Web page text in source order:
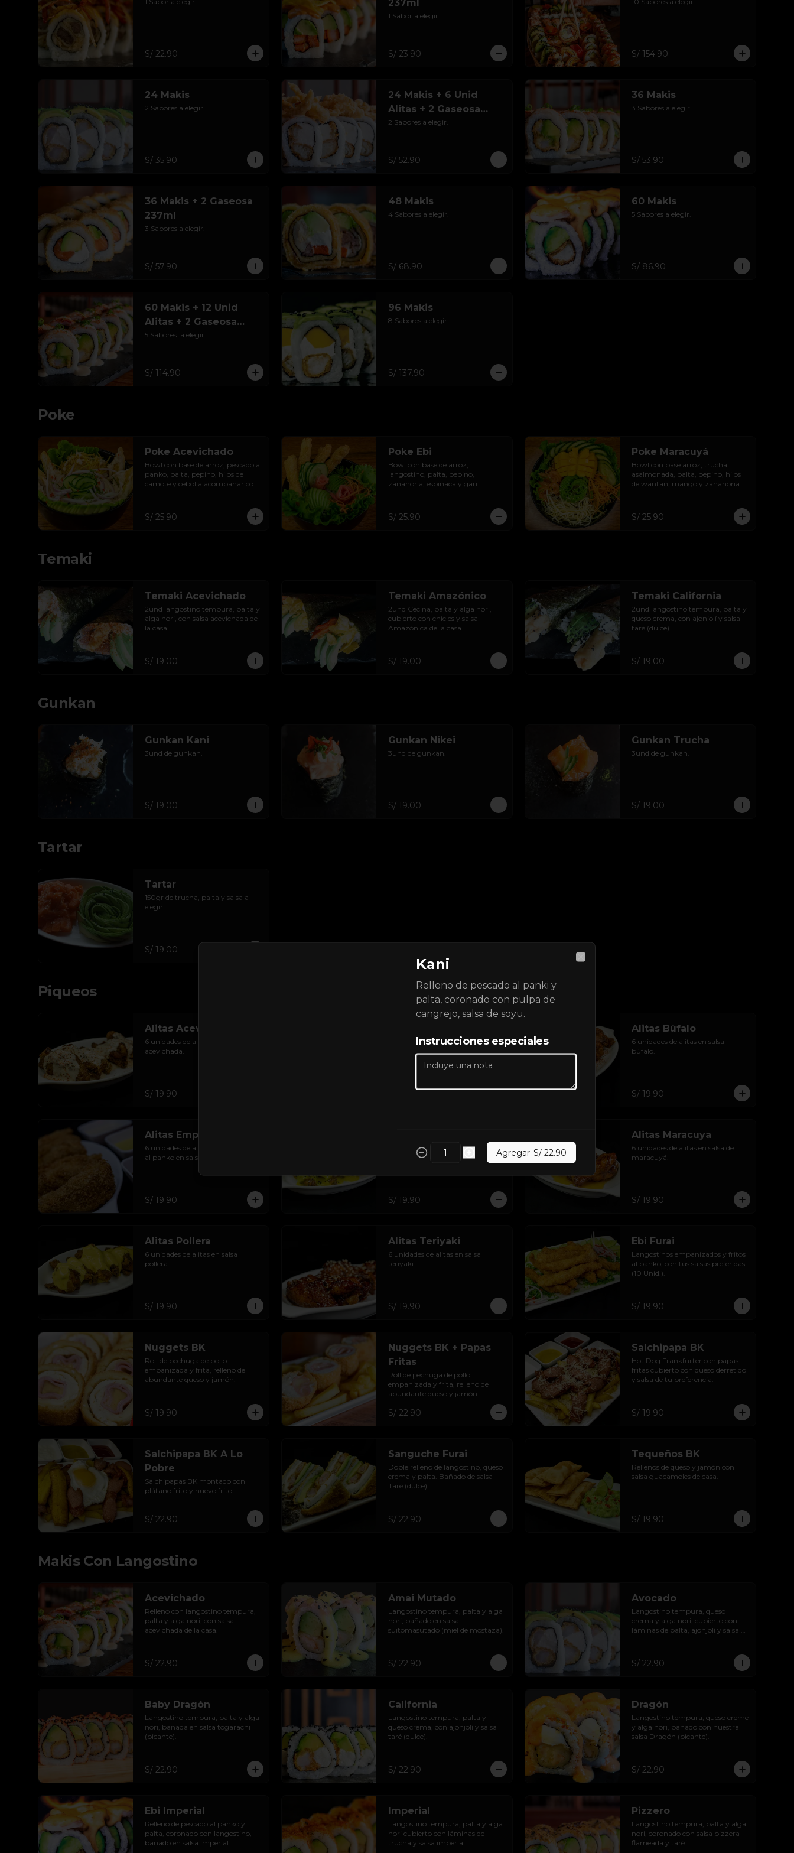
S/ 22.90
237ml
1 Sabor a elegir.
S/ 23.90 S/ 154.90
24 Makis
2 Sabores a elegir.
S/ 35.90
24 Makis + 6 Unid
Alitas + 2 Gaseosa
237ml
2 Sabores a elegir.
S/ 52.90
36 Makis
3 Sabores a elegir.
S/ 53.90
36 Makis + 2 Gaseosa
237ml
3 Sabores a elegir.
S/ 57.90
48 Makis
4 Sabores a elegir.
S/ 68.90
60 Makis
5 Sabores a elegir.
S/ 86.90
60 Makis + 12 Unid
Alitas + 2 Gaseosa
237ml
5 Sabores  a elegir.
S/ 114.90
96 Makis
8 Sabores a elegir.
S/ 137.90
Poke
Poke Acevichado
Bowl con base de arroz, pescado al
panko, palta, pepino, hilos de
camote y cebolla acompañar con
S/ 25.90
Poke Ebi
Bowl con base de arroz,
langostino, palta, pepino,
zanahoria, espinaca y gari
S/ 25.90
Poke Maracuyá
Bowl con base arroz, trucha
asalmonada, palta, pepino, hilos
de wantan, mango y zanahoria
S/ 25.90
Temaki
Temaki Acevichado
2und langostino tempura, palta y
alga nori, con salsa acevichada de
la casa.
S/ 19.00
Temaki Amazónico
2und Cecina, palta y alga nori,
cubierto con chicles y salsa
Amazónica de la casa.
S/ 19.00
Temaki California
2und langostino tempura, palta y
queso crema, con ajonjolí y salsa
taré (dulce).
S/ 19.00
Gunkan
Gunkan Kani
3und de gunkan.
S/ 19.00
Gunkan Nikei
3und de gunkan.
S/ 19.00
Gunkan Trucha
3und de gunkan.
S/ 19.00
Tartar
Tartar
150gr de trucha, palta y salsa a
elegir.
S/ 19.00
Piqueos
Alitas Acevichado
6 unidades de alitas en salsa
acevichada.
S/ 19.90
6 unidades de alitas en salsa BBQ.
S/ 19.90
Alitas Búfalo
6 unidades de alitas en salsa
búfalo.
S/ 19.90
Alitas Empanizada
6 unidades de alitas empanizadas
al panko en salsa dulce.
S/ 19.90
6 unidades de alitas en salsa
S/ 19.90
Alitas Maracuya
6 unidades de alitas en salsa de
maracuyá.
S/ 19.90
Alitas Pollera
6 unidades de alitas en salsa
pollera.
S/ 19.90
Alitas Teriyaki
6 unidades de alitas en salsa
teriyaki.
S/ 19.90
Ebi Furai
Langostinos empanizados y fritos
al pankó, con tus salsas preferidas
(10 Unid.).
S/ 19.90
Nuggets BK
Roll de pechuga de pollo
empanizada y frita, relleno de
abundante queso y jamón.
S/ 19.90
Nuggets BK + Papas
Fritas
Roll de pechuga de pollo
empanizada y frita, relleno de
abundante queso y jamón +
S/ 22.90
Salchipapa BK
Hot Dog Frankfurter con papas
fritas cubierto con queso derretido
y salsa de tu preferencia.
S/ 19.90
Salchipapa BK A Lo
Pobre
Salchipapas BK montado con
plátano frito y huevo frito.
S/ 22.90
Sanguche Furai
Doble relleno de langostino, queso
crema y palta. Bañado de salsa
Taré (dulce).
S/ 22.90
Tequeños BK
Rellenos de queso y jamón con
salsa guacamoles de casa.
S/ 19.90
Makis Con Langostino
Acevichado
Relleno con langostino tempura,
palta y alga nori, con salsa
acevichada de la casa.
S/ 22.90
Amai Mutado
Langostino tempura, palta y alga
nori, bañado en salsa
suitomasutado (miel de mostaza).
S/ 22.90
Avocado
Langostino tempura, queso
crema y alga nori, cubierto con
láminas de palta, ajonjolí y salsa
S/ 22.90
Baby Dragón
Langostino tempura, palta y alga
nori, bañada en salsa togarachi
(picante).
S/ 22.90
California
Langostino tempura, palta y
queso crema, con ajonjolí y salsa
taré (dulce).
S/ 22.90
Dragón
Langostino tempura, queso creme
y alga nori, bañado con nuestra
salsa Dragón (picante).
S/ 22.90
Ebi Imperial
Relleno de pescado al panko y
palta, coronado con langostino,
bañado en salsa imperial.
Imperial
Langostino tempura, palta y alga
nori cubierto con láminas de
trucha y salsa imperial
Pizzero
Langostino tempura, palta y alga
nori, coronado con salsa pizzera
flameada y taré.
Kani
Relleno de pescado al panki y
palta, coronado con pulpa de
cangrejo, salsa de soyu.
Instrucciones especiales
Agregar S/ 22.90